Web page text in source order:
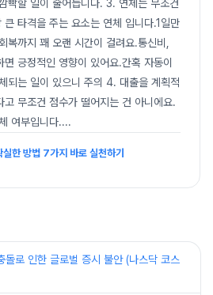
빡할 일이 줄어듭니다. 3. 연체는 무조건
타격을 주는 요소는 연체 입니다.1일만
복까지 꽤 오랜 시간이 걸려요.통신비,
긍정적인 영향이 있어요.간혹 자동이
되는 일이 있으니 주의 4. 대출을 계획적
고 무조건 점수가 떨어지는 건 아니에요.
여부입니다....
한 방법 7가지 바로 실천하기
돌로 인한 글로벌 증시 불안 (나스닥 코스